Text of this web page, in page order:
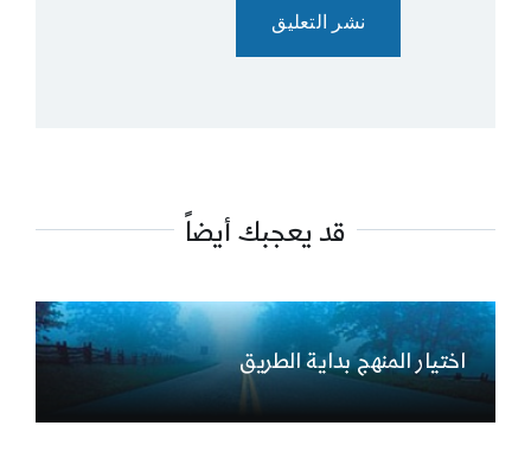
قد يعجبك أيضاً
اختيار المنهج بداية الطريق